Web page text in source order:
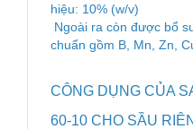
hiệu: 10% (w/v)
Ngoài ra còn được bổ
chuẩn gồm B, Mn, Zn,
CÔNG DỤNG CỦA
60-10 CHO SẦU